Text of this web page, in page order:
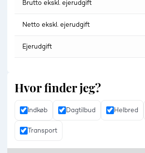
Brutto ekskl. ejerudgift
Netto ekskl. ejerudgift
Ejerudgift
Hvor finder jeg?
Indkøb Dagtilbud Helbred
Transport